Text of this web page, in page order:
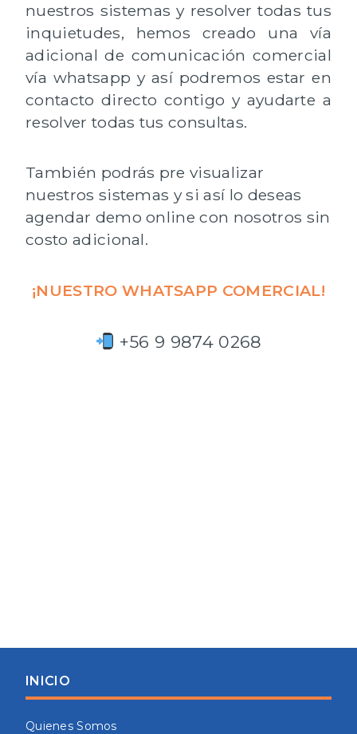
nuestros sistemas y resolver todas tus
inquietudes, hemos creado una vía
adicional de comunicación comercial
vía whatsapp y así podremos estar en
contacto directo contigo y ayudarte a
resolver todas tus consultas.
También podrás pre visualizar
nuestros sistemas y si así lo deseas
agendar demo online con nosotros sin
costo adicional.
¡NUESTRO WHATSAPP COMERCIAL!
+56 9 9874 0268
INICIO
Quienes Somos